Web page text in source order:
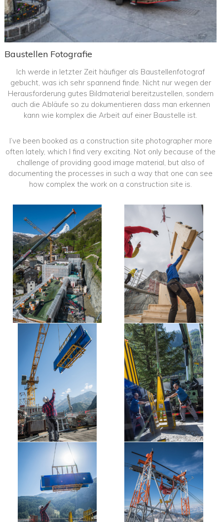
Baustellen Fotografie
Ich werde in letzter Zeit häufiger als Baustellenfotograf
gebucht, was ich sehr spannend finde. Nicht nur wegen der
Herausforderung gutes Bildmaterial bereitzustellen, sondern
auch die Abläufe so zu dokumentieren dass man erkennen
kann wie komplex die Arbeit auf einer Baustelle ist.
I’ve been booked as a construction site photographer more
often lately, which I find very exciting. Not only because of the
challenge of providing good image material, but also of
documenting the processes in such a way that one can see
how complex the work on a construction site is.